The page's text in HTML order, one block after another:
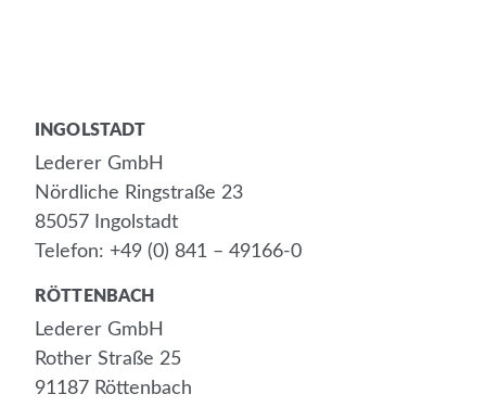
INGOLSTADT
Lederer GmbH
Nördliche Ringstraße 23
85057 Ingolstadt
Telefon: +49 (0) 841 – 49166-0
RÖTTENBACH
Lederer GmbH
Rother Straße 25
91187 Röttenbach